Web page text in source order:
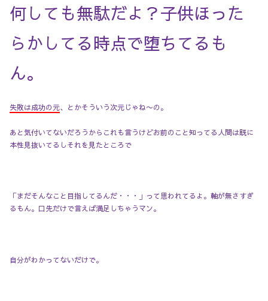
何しても無駄だよ？子供ほった
らかしてる時点で堕ちてるも
ん。
失敗は成功の元、とかそういう次元じゃね〜の。
あと気付いてないだろうからこれも言うけどお前のこと知ってる人間は既に
本性見抜いてるしそれを見たところで
「まだそんなこと目指してるんだ・・・」って思われてるよ。軸が無さすぎ
るもん。口先だけで言えば満足しちゃうマン。
自分がわかってないだけで。